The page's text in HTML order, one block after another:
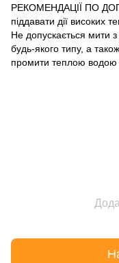
РЕКОМЕНДАЦІЇ ПО
піддавати дії високих
Не допускається мити
будь-якого типу, а
промити теплою водою